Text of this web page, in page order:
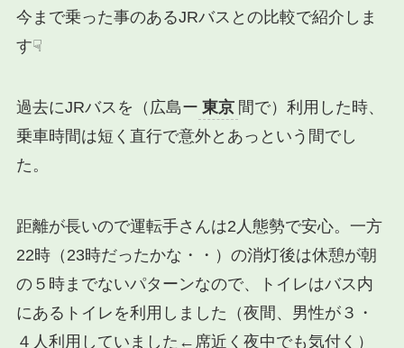
今まで乗った事のあるJRバスとの比較で紹介しま
す☟
過去にJRバスを（広島ー 東京 間で）利用した時、
乗車時間は短く直行で意外とあっという間でし
た。
距離が長いので運転手さんは2人態勢で安心。一方
22時（23時だったかな・・）の消灯後は休憩が朝
の５時までないパターンなので、トイレはバス内
にあるトイレを利用しました（夜間、男性が３・
４人利用していました←席近く夜中でも気付く）